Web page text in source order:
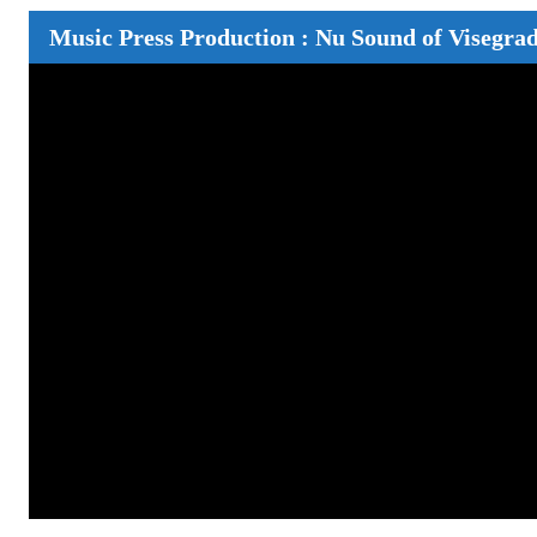
Music Press Production : Nu Sound of